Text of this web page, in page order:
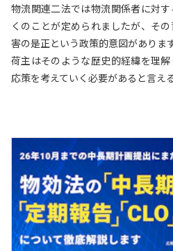
物流関連二法では物流関係者に対
くのことが定められましたが、そ
害の是正という政策的意図があります
荷主はそのような歴史的経緯を理
応策を考えていく必要があると言え